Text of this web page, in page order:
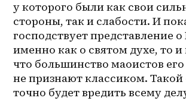
у которого были как свои
стороны, так и слабости. И
господствует представление о
именно как о святом духе, то
что большинство маоистов его
не признают классиком. Такой
точно будет вредить всему